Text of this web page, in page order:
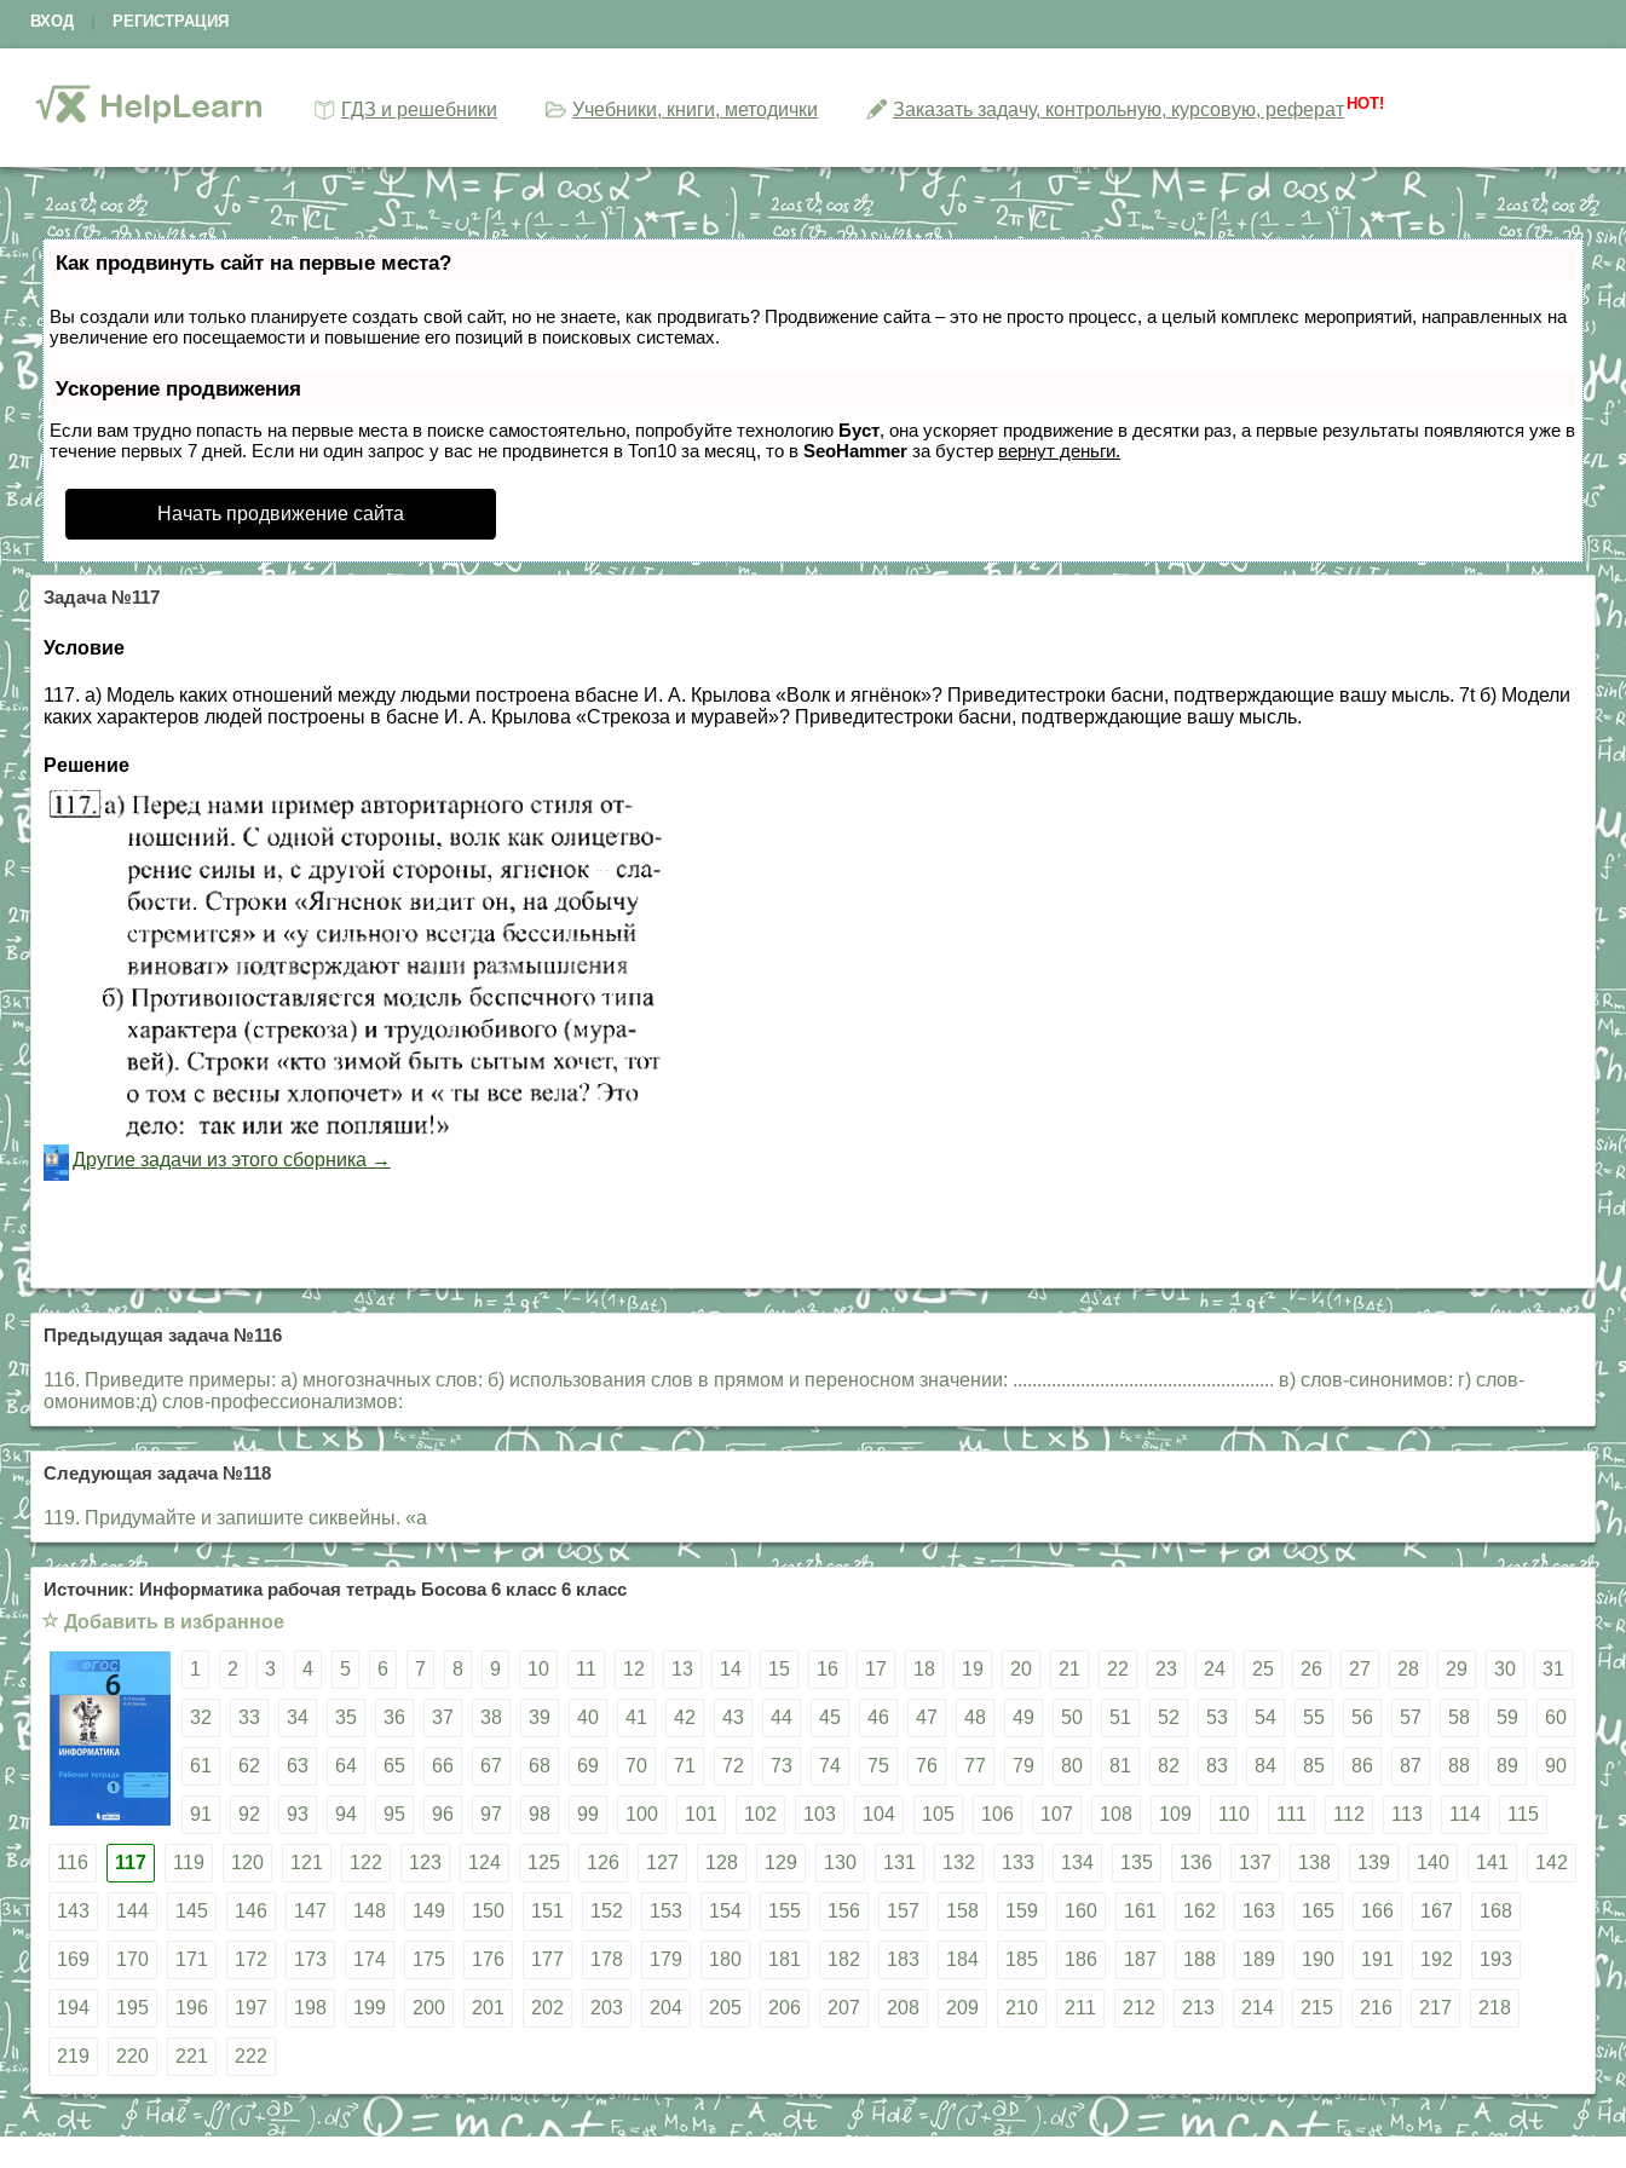
ВХОД РЕГИСТРАЦИЯ
ГДЗ и решебники Учебники, книги, методички Заказать задачу, контрольную, курсовую, реферат HOT!
Как продвинуть сайт на первые места?
Вы создали или только планируете создать свой сайт, но не знаете, как продвигать? Продвижение сайта – это не просто процесс, а целый комплекс мероприятий, направленных на
увеличение его посещаемости и повышение его позиций в поисковых системах.
Ускорение продвижения
Если вам трудно попасть на первые места в поиске самостоятельно, попробуйте технологию Буст, она ускоряет продвижение в десятки раз, а первые результаты появляются уже в
течение первых 7 дней. Если ни один запрос у вас не продвинется в Топ10 за месяц, то в SeoHammer за бустер вернут деньги.
Начать продвижение сайта
Задача №117
Условие
117. а) Модель каких отношений между людьми построена вбасне И. А. Крылова «Волк и ягнёнок»? Приведитестроки басни, подтверждающие вашу мысль. 7t б) Модели
каких характеров людей построены в басне И. А. Крылова «Стрекоза и муравей»? Приведитестроки басни, подтверждающие вашу мысль.
Решение
Другие задачи из этого сборника →
Предыдущая задача №116
116. Приведите примеры: а) многозначных слов: б) использования слов в прямом и переносном значении: ...................................................... в) слов-синонимов: г) слов-
омонимов:д) слов-профессионализмов:
Следующая задача №118
119. Придумайте и запишите сиквейны. «а
Источник: Информатика рабочая тетрадь Босова 6 класс 6 класс
☆ Добавить в избранное
1 2 3 4 5 6 7 8 9 10 11 12 13 14 15 16 17 18 19 20 21 22 23 24 25 26 27 28 29 30 31
32 33 34 35 36 37 38 39 40 41 42 43 44 45 46 47 48 49 50 51 52 53 54 55 56 57 58 59 60
61 62 63 64 65 66 67 68 69 70 71 72 73 74 75 76 77 79 80 81 82 83 84 85 86 87 88 89 90
91 92 93 94 95 96 97 98 99 100 101 102 103 104 105 106 107 108 109 110 111 112 113 114 115
116 117 119 120 121 122 123 124 125 126 127 128 129 130 131 132 133 134 135 136 137 138 139 140 141 142
143 144 145 146 147 148 149 150 151 152 153 154 155 156 157 158 159 160 161 162 163 165 166 167 168
169 170 171 172 173 174 175 176 177 178 179 180 181 182 183 184 185 186 187 188 189 190 191 192 193
194 195 196 197 198 199 200 201 202 203 204 205 206 207 208 209 210 211 212 213 214 215 216 217 218
219 220 221 222